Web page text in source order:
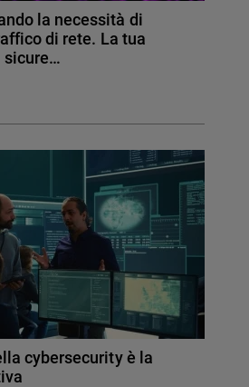
la necessità di
di rete. La tua
sicure…
cybersecurity è la